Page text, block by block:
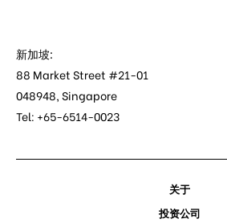
新加坡:
88 Market Street #21-01
048948, Singapore
Tel: +65-6514-0023
关于
投资公司